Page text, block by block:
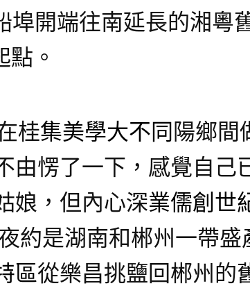
開端往南延長的湘粵
點。
桂集美學大不同 陽鄉間
愣了一下，感覺自己
娘，但內心深業儒創世
是湖南和郴州一帶盛
區從樂昌挑鹽回郴州的